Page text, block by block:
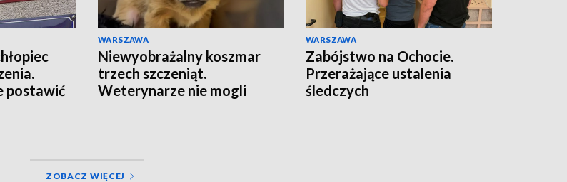
postawić
WARSZAWA
Niewyobrażalny koszmar
trzech szczeniąt.
Weterynarze nie mogli
WARSZAWA
Zabójstwo na Ochocie.
Przerażające ustalenia
śledczych
ZOBACZ WIĘCEJ